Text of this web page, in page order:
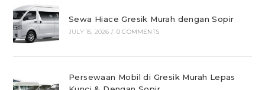
Sewa Hiace Gresik Murah dengan Sopir
JULY 15, 2026 / 0 COMMENTS
Persewaan Mobil di Gresik Murah Lepas